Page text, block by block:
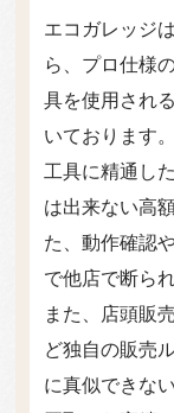
エコガレッジ
ら、プロ仕様
具を使用され
いております。
工具に精通し
は出来ない高
た、動作確認
で他店で断ら
また、店頭販
ど独自の販売
に真似できな